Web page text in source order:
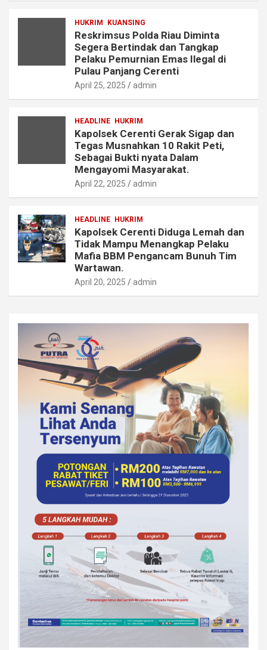
HUKRIM KUANSING
Reskrimsus Polda Riau Diminta
Segera Bertindak dan Tangkap
Pelaku Pemurnian Emas Ilegal di
Pulau Panjang Cerenti
April 25, 2025 admin
HEADLINE HUKRIM
Kapolsek Cerenti Gerak Sigap dan
Tegas Musnahkan 10 Rakit Peti,
Sebagai Bukti nyata Dalam
Mengayomi Masyarakat.
April 22, 2025 admin
HEADLINE HUKRIM
Kapolsek Cerenti Diduga Lemah dan
Tidak Mampu Menangkap Pelaku
Mafia BBM Pengancam Bunuh Tim
Wartawan.
April 20, 2025 admin